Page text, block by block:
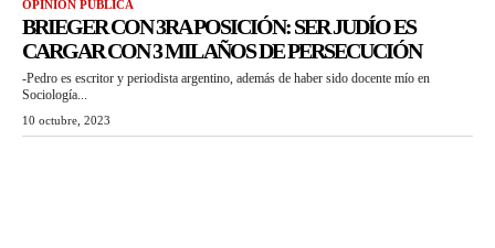
OPINION PÚBLICA
BRIEGER CON 3RA POSICIÓN: SER JUDÍO ES
CARGAR CON 3 MIL AÑOS DE PERSECUCIÓN
-Pedro es escritor y periodista argentino, además de haber sido docente mío en
Sociología...
10 octubre, 2023